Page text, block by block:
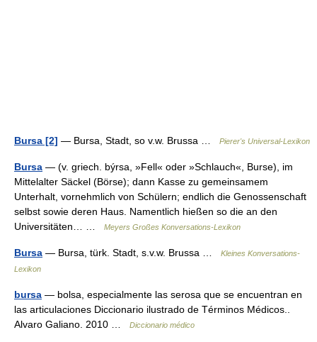
Bursa [2] — Bursa, Stadt, so v.w. Brussa … Pierer's Universal-Lexikon
Bursa — (v. griech. býrsa, »Fell« oder »Schlauch«, Burse), im
Mittelalter Säckel (Börse); dann Kasse zu gemeinsamem
Unterhalt, vornehmlich von Schülern; endlich die Genossenschaft
selbst sowie deren Haus. Namentlich hießen so die an den
Universitäten… …
Meyers Großes Konversations-Lexikon
Bursa — Bursa, türk. Stadt, s.v.w. Brussa …
Kleines Konversations-
Lexikon
bursa — bolsa, especialmente las serosa que se encuentran en
las articulaciones Diccionario ilustrado de Términos Médicos..
Alvaro Galiano. 2010 …
Diccionario médico